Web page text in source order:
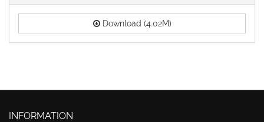
Download (4.02M)
INFORMATION